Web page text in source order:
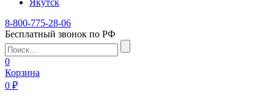
Якутск
8-800-775-28-06
Бесплатный звонок по РФ
0
Корзина
0 ₽